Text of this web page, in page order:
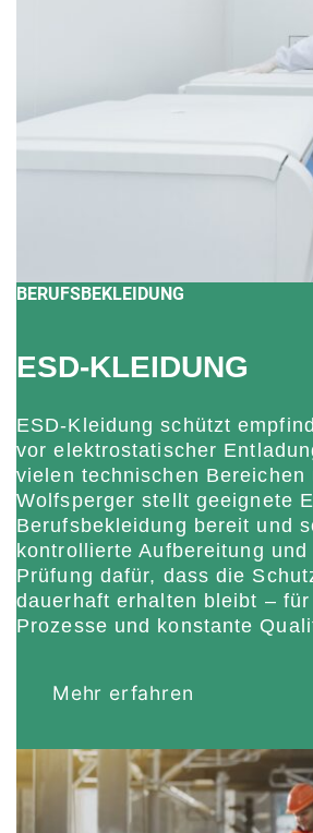
BERUFSBEKLEIDUNG
ESD-KLEIDUNG
ESD-Kleidung schützt
vor elektrostatischer
vielen technischen Bereichen
Wolfsperger stellt geeignete
Berufsbekleidung bereit und
kontrollierte Aufbereitung
Prüfung dafür, dass die
dauerhaft erhalten bleibt –
Prozesse und konstante
Mehr erfahren